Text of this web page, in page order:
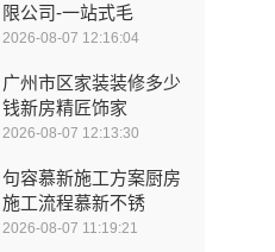
限公司-一站式毛
2026-08-07 12:16:04
广州市区家装装修多少
钱新房精匠饰家
2026-08-07 12:13:30
句容慕新施工方案厨房
施工流程慕新不锈
2026-08-07 11:19:21